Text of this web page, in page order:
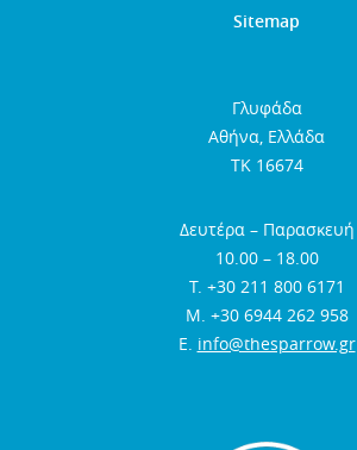
Sitemap
Γλυφάδα
Αθήνα, Ελλάδα
TK 16674
Δευτέρα – Παρασκευή
10.00 – 18.00
Τ. +30 211 800 6171
Μ. +30 6944 262 958
E. info@thesparrow.gr